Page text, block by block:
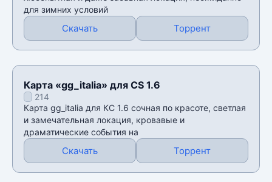
для зимних условий
Скачать Торрент
Карта «gg_italia» для CS 1.6
214
Карта gg_italia для КС 1.6 сочная по красоте, светлая
и замечательная локация, кровавые и
драматические события на
Скачать Торрент